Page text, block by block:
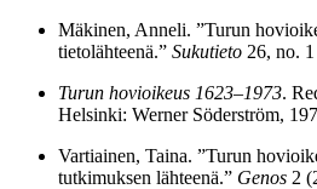
Mäkinen, Anneli. ”Turun
tietolähteenä.” Sukutieto 26, no.
Turun hovioikeus 1623–1973.
Helsinki: Werner Söderström,
Vartiainen, Taina. ”Turun
tutkimuksen lähteenä.” Genos 2